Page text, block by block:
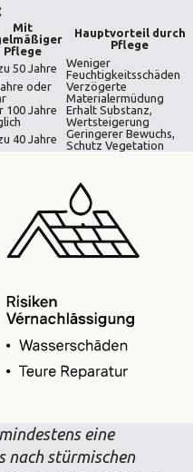
Mit
Pflege
Hauptvorteil durch
Pflege
50 Jahre
Weniger
Feuchtigkeitsschäden
oder
Verzögerte
Materialermüdung
100 Jahre
Erhalt Substanz,
Wertsteigerung
40 Jahre
Geringerer Bewuchs,
Schutz Vegetation
eine
nach stürmischen